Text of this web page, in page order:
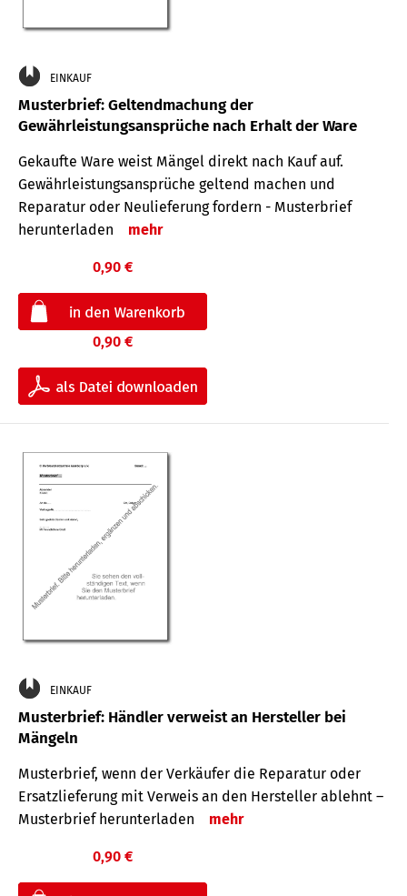
EINKAUF
Musterbrief: Geltendmachung der
Gewährleistungsansprüche nach Erhalt der Ware
Gekaufte Ware weist Mängel direkt nach Kauf auf.
Gewährleistungsansprüche geltend machen und
Reparatur oder Neulieferung fordern - Musterbrief
herunterladen
mehr
0,90 €
0,90 €
EINKAUF
Musterbrief: Händler verweist an Hersteller bei
Mängeln
Musterbrief, wenn der Verkäufer die Reparatur oder
Ersatzlieferung mit Verweis an den Hersteller ablehnt –
Musterbrief herunterladen
mehr
0,90 €